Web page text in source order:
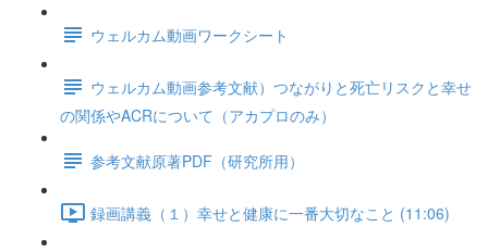
ウェルカム動画ワークシート
ウェルカム動画参考文献）つながりと死亡リスクと幸せ
の関係やACRについて（アカプロのみ）
参考文献原著PDF（研究所用）
録画講義（１）幸せと健康に一番大切なこと (11:06)